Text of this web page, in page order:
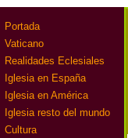
Portada
Vaticano
Realidades Eclesiales
Iglesia en España
Iglesia en América
Iglesia resto del mundo
Cultura